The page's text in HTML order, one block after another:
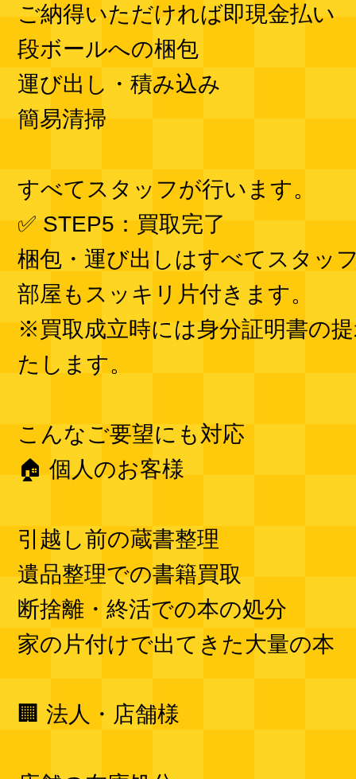
ご納得いただければ即現金払い
段ボールへの梱包
運び出し・積み込み
簡易清掃
すべてスタッフが行います。
✅ STEP5：買取完了
梱包・運び出しはすべてスタッ
部屋もスッキリ片付きます。
※買取成立時には身分証明書の
たします。
こんなご要望にも対応
🏠 個人のお客様
引越し前の蔵書整理
遺品整理での書籍買取
断捨離・終活での本の処分
家の片付けで出てきた大量の本
🏢 法人・店舗様